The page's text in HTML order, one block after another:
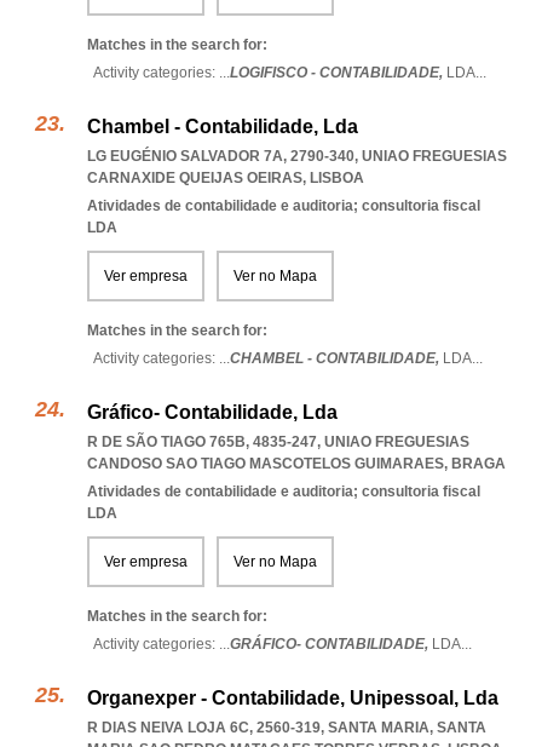
Matches in the search for:
Activity categories: ...LOGIFISCO - CONTABILIDADE, LDA...
Chambel - Contabilidade, Lda
LG EUGÉNIO SALVADOR 7A, 2790-340, UNIAO FREGUESIAS
CARNAXIDE QUEIJAS OEIRAS, LISBOA
Atividades de contabilidade e auditoria; consultoria fiscal
LDA
Ver empresa Ver no Mapa
Matches in the search for:
Activity categories: ...CHAMBEL - CONTABILIDADE, LDA...
Gráfico- Contabilidade, Lda
R DE SÃO TIAGO 765B, 4835-247, UNIAO FREGUESIAS
CANDOSO SAO TIAGO MASCOTELOS GUIMARAES, BRAGA
Atividades de contabilidade e auditoria; consultoria fiscal
LDA
Ver empresa Ver no Mapa
Matches in the search for:
Activity categories: ...GRÁFICO- CONTABILIDADE, LDA...
Organexper - Contabilidade, Unipessoal, Lda
R DIAS NEIVA LOJA 6C, 2560-319, SANTA MARIA, SANTA